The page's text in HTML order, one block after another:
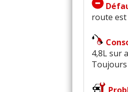
route est
4,8L sur
Toujours